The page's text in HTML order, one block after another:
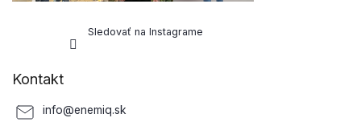
Sledovať na Instagrame
Kontakt
info@enemiq.sk